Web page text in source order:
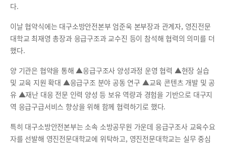
다.
이날 협약식에는 대구소방안전본부 엄준욱 본부장과 관계자, 영진전문
대학교 최재영 총장과 응급구조과 교수진 등이 참석해 협력의 의미를 더
했다.
양 기관은 협약을 통해 ▲응급구조사 양성과정 운영 협력 ▲현장 실습
및 교육 지원 확대 ▲응급구조 분야 공동 연구 ▲교육 콘텐츠 개발 및 공
유 ▲재난 대응 전문 인력 양성 등 보유 역량과 경험을 기반으로 대구지
역 응급구급서비스 향상을 위해 함께 협력하기로 했다.
특히 대구소방안전본부는 소속 소방공무원 가운데 응급구조사 교육수요
자를 선발해 영진전문대학교에 위탁하고, 영진전문대학교는 실무 중심